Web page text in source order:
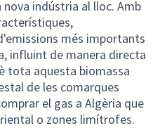
indústria al lloc. Amb
més importants
influint de manera directa
tota aquesta biomassa
de les comarques
el gas a Algèria que
o zones limítrofes.